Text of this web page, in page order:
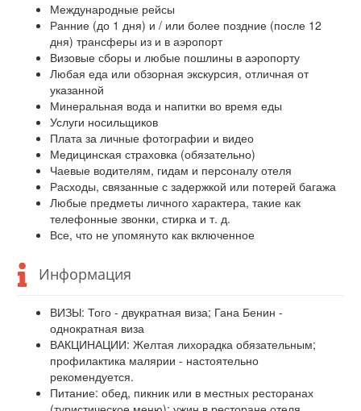
Международные рейсы
Ранние (до 1 дня) и / или более поздние (после 12
дня) трансферы из и в аэропорт
Визовые сборы и любые пошлины в аэропорту
Любая еда или обзорная экскурсия, отличная от
указанной
Минеральная вода и напитки во время еды
Услуги носильщиков
Плата за личные фотографии и видео
Медицинская страховка (обязательно)
Чаевые водителям, гидам и персоналу отеля
Расходы, связанные с задержкой или потерей багажа
Любые предметы личного характера, такие как
телефонные звонки, стирка и т. д.
Все, что не упомянуто как включенное
Информация
ВИЗЫ: Того - двукратная виза; Гана Бенин -
однократная виза
ВАКЦИНАЦИИ: Желтая лихорадка обязательным;
профилактика малярии - настоятельно
рекомендуется.
Питание: обед, пикник или в местных ресторанах